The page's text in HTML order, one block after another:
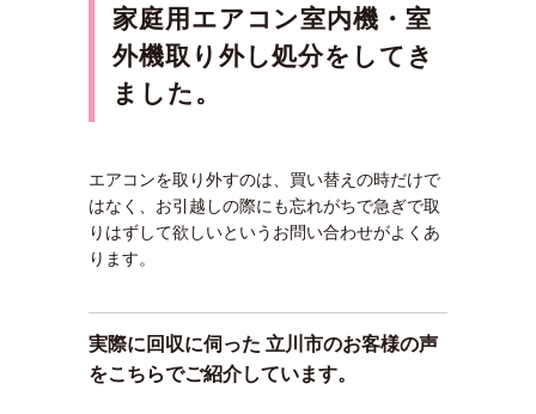
家庭用エアコン室内機・室
外機取り外し処分をしてき
ました。
エアコンを取り外すのは、買い替えの時だけで
はなく、お引越しの際にも忘れがちで急ぎで取
りはずして欲しいというお問い合わせがよくあ
ります。
実際に回収に伺った 立川市のお客様の声
をこちらでご紹介しています。